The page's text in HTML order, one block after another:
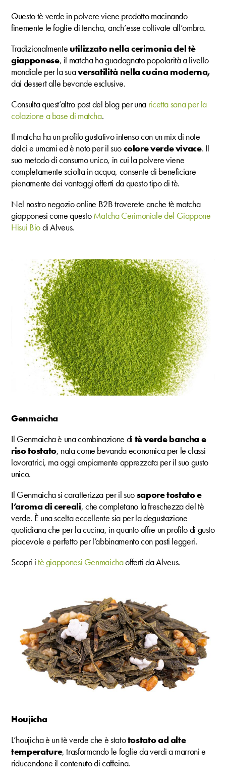
Questo tè verde in polvere viene prodotto macinando
finemente le foglie di tencha, anch’esse coltivate all’ombra.
Tradizionalmente utilizzato nella cerimonia del tè
giapponese, il matcha ha guadagnato popolarità a livello
mondiale per la suaversatilità nella cucina moderna,
dai dessert alle bevande esclusive.
Consulta quest’altro post del blog per una ricetta sana per la
colazione a base di matcha.
Il matcha ha un profilo gustativo intenso con un mix di note
dolci e umami ed è noto per il suocolore verde vivace. Il
suo metodo di consumo unico, in cui la polvere viene
completamente sciolta in acqua, consente di beneficiare
pienamente dei vantaggi offerti da questo tipo di tè.
Nel nostro negozio online B2B troverete anche tè matcha
giapponesi come questoMatcha Cerimoniale del Giappone
Hisui Biodi Alveus.
Genmaicha
Il Genmaicha è una combinazione di tè verde bancha e
riso tostato, nata come bevanda economica per le classi
lavoratrici, ma oggi ampiamente apprezzata per il suo gusto
unico.
Il Genmaicha si caratterizza per il suosapore tostato e
l’aroma di cereali, che completano la freschezza del tè
verde. È una scelta eccellente sia per la degustazione
quotidiana che per la cucina, in quanto offre un profilo di gusto
piacevole e perfetto per l’abbinamento con pasti leggeri.
Scopri itè giapponesi Genmaichaofferti da Alveus.
Houjicha
L’houjicha è un tè verde che è statotostato ad alte
temperature, trasformando le foglie da verdi a marroni e
riducendone il contenuto di caffeina.